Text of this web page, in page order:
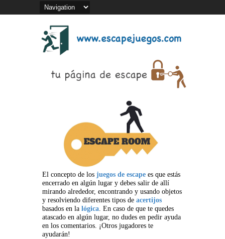
El concepto de los juegos de escape es que estás
encerrado en algún lugar y debes salir de allí
mirando alrededor, encontrando y usando objetos
y resolviendo diferentes tipos de acertijos
basados en la lógica. En caso de que te quedes
atascado en algún lugar, no dudes en pedir ayuda
en los comentarios. ¡Otros jugadores te
ayudarán!